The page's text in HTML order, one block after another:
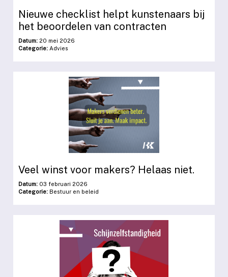
Nieuwe checklist helpt kunstenaars bij
het beoordelen van contracten
Datum: 20 mei 2026
Categorie: Advies
Veel winst voor makers? Helaas niet.
Datum: 03 februari 2026
Categorie: Bestuur en beleid